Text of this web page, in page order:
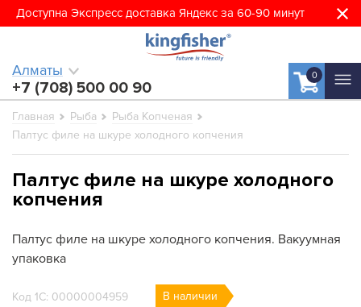
Доступна Экспресс доставка Яндекс за 60-90 минут
0
Алматы
+7 (708) 500 00 90
Главная Рыба
Рыба Копченая
Палтус филе на шкуре холодного копчения
Палтус филе на шкуре холодного
копчения
Палтус филе на шкуре холодного копчения. Вакуумная
упаковка
Код 1С: 00000004959 В наличии